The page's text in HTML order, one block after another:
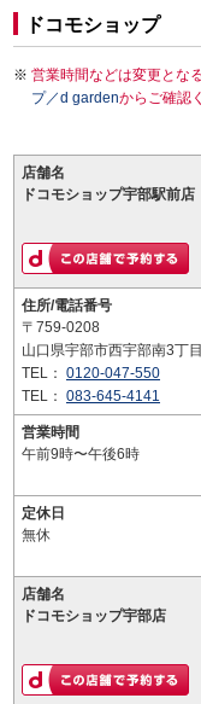
ドコモショップ
営業時間などは変更とな
プ／d gardenからご確認
店舗名
ドコモショップ宇部駅前店
住所/電話番号
〒759-0208
山口県宇部市西宇部南3丁
TEL： 0120-047-550
TEL： 083-645-4141
営業時間
午前9時〜午後6時
定休日
無休
店舗名
ドコモショップ宇部店